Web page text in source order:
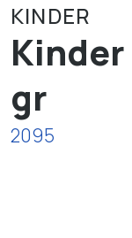
KINDER
Kinder
gr
2095